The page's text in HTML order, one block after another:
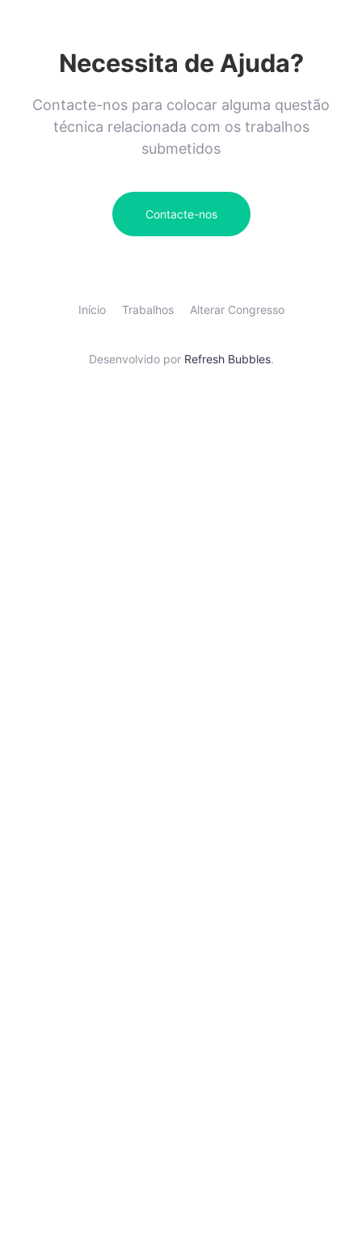
Necessita de Ajuda?
Contacte-nos para colocar alguma questão
técnica relacionada com os trabalhos
submetidos
Contacte-nos
Início Trabalhos Alterar Congresso
Desenvolvido por Refresh Bubbles.